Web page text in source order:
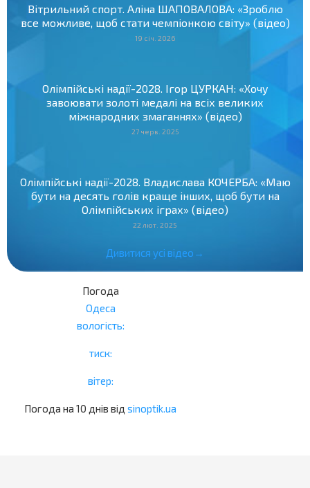
Вітрильний спорт. Аліна ШАПОВАЛОВА: «Зроблю
все можливе, щоб стати чемпіонкою світу» (відео)
19 січ. 2026
Олімпійські надії-2028. Ігор ЦУРКАН: «Хочу
завоювати золоті медалі на всіх великих
міжнародних змаганнях» (відео)
27 черв. 2025
Олімпійські надії-2028. Владислава КОЧЕРБА: «Маю
бути на десять голів краще інших, щоб бути на
Олімпійських іграх» (відео)
22 лют. 2025
Дивитися усі відео→
Погода
Одеса
вологість:
тиск:
вітер:
Погода на 10 днів від sinoptik.ua